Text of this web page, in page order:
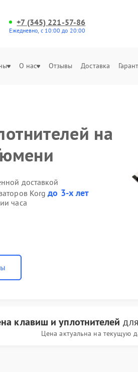
+7 (345) 221-57-86
Ежедневно, с 10:00 до 20:00
О нас Отзывы Доставка
на
доставкой
Korgдо 3-х лет
часа
клавиш и уплотнителей
Цена актуальна на текущую